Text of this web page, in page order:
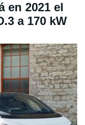
en 2021 el
a 170 kW